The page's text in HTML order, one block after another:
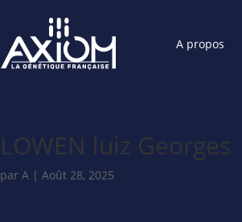
A propos
LOWEN luiz Georges
parA |Août 28, 2025